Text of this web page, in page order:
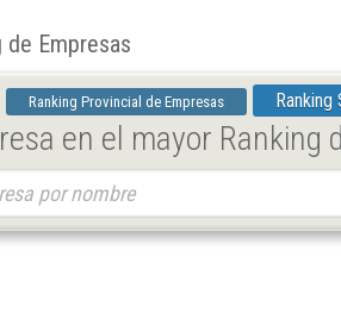
de Empresas
Ranking Provincial de Empresas
en el mayor Ranking